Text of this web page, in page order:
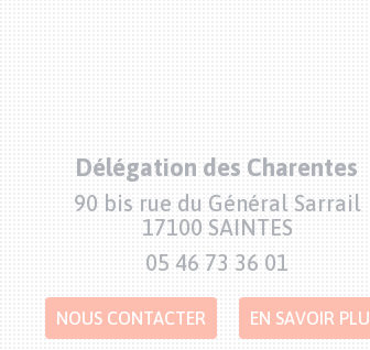
Délégation des Charentes
Adresse
90 bis rue du Général Sarrail
17100 SAINTES
téléphone
05 46 73 36 01
NOUS CONTACTER EN SAVOIR